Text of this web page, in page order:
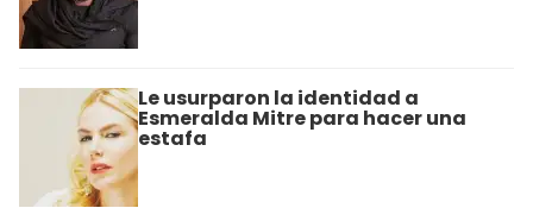
Le usurparon la identidad a
Esmeralda Mitre para hacer una
estafa